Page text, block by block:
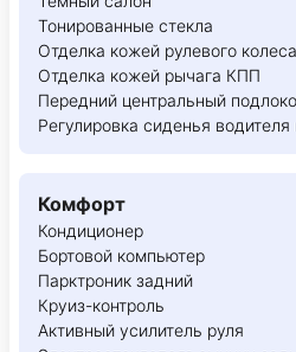
Тонированные стекла
Отделка кожей рулевого колеса
Отделка кожей рычага КПП
Передний центральный
Регулировка сиденья
Комфорт
Кондиционер
Бортовой компьютер
Парктроник задний
Круиз-контроль
Активный усилитель руля